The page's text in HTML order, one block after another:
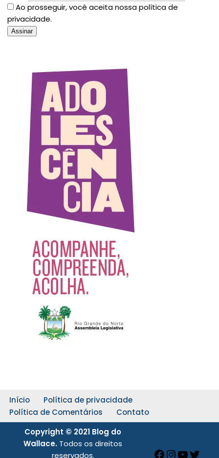
Ao prosseguir, você aceita nossa política de
privacidade.
Início
Política de privacidade
Política de Comentários
Contato
Copyright © 2021 Blog do
Wallace. Todos os direitos
reservados.